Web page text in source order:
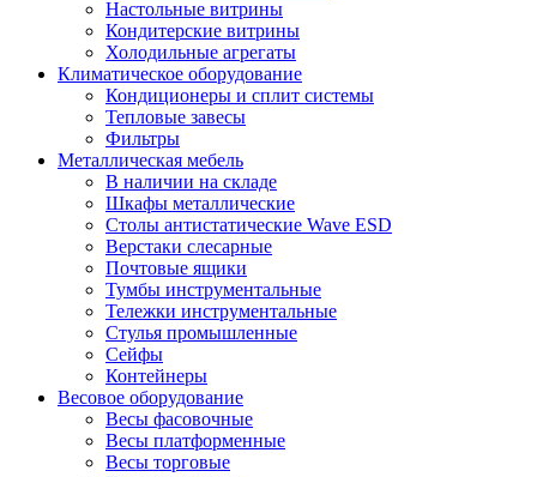
Настольные витрины
Кондитерские витрины
Холодильные агрегаты
Климатическое оборудование
Кондиционеры и сплит системы
Тепловые завесы
Фильтры
Металлическая мебель
В наличии на складе
Шкафы металлические
Столы антистатические Wave ESD
Верстаки слесарные
Почтовые ящики
Тумбы инструментальные
Тележки инструментальные
Стулья промышленные
Сейфы
Контейнеры
Весовое оборудование
Весы фасовочные
Весы платформенные
Весы торговые